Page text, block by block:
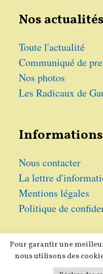
Nos actualités
Toute l'actualité
Communiqué de
Nos photos
Les Radicaux de
Informations
Nous contacter
La lettre
Mentions légales
Politique de
Tous droits réservés
Pour garantir une
nous utilisons des